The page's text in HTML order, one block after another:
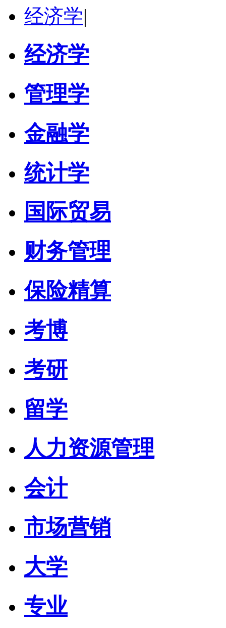
经济学|
经济学
管理学
金融学
统计学
国际贸易
财务管理
保险精算
考博
考研
留学
人力资源管理
会计
市场营销
大学
专业